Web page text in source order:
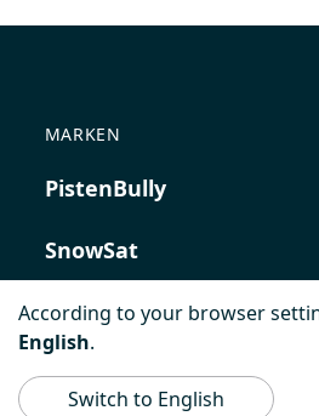
MARKEN
PistenBully
SnowSat
PowerBully
BeachTech
According to your browser
English.
Switch to English